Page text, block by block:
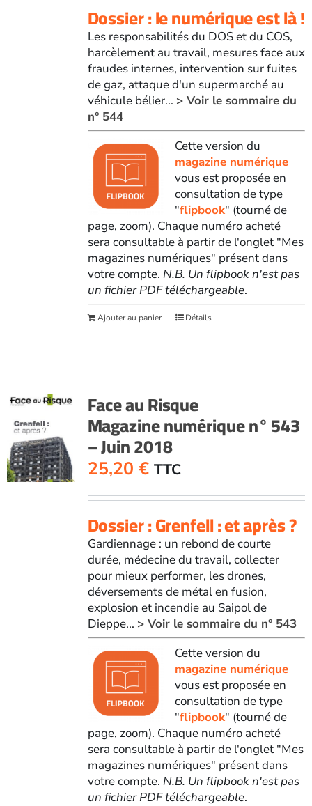
Dossier : le numérique est là !
Les responsabilités du DOS et du COS,
harcèlement au travail, mesures face aux
fraudes internes, intervention sur fuites
de gaz, attaque d'un supermarché au
véhicule bélier... > Voir le sommaire du
n° 544
Cette version du
magazine numérique
vous est proposée en
consultation de type
"flipbook" (tourné de
page, zoom). Chaque numéro acheté
sera consultable à partir de l'onglet "Mes
magazines numériques" présent dans
votre compte. N.B. Un flipbook n'est pas
un fichier PDF téléchargeable.
Ajouter au panier Détails
Face au Risque
Magazine numérique n° 543
– Juin 2018
25,20 € TTC
Dossier : Grenfell : et après ?
Gardiennage : un rebond de courte
durée, médecine du travail, collecter
pour mieux performer, les drones,
déversements de métal en fusion,
explosion et incendie au Saipol de
Dieppe... > Voir le sommaire du n° 543
Cette version du
magazine numérique
vous est proposée en
consultation de type
"flipbook" (tourné de
page, zoom). Chaque numéro acheté
sera consultable à partir de l'onglet "Mes
magazines numériques" présent dans
votre compte. N.B. Un flipbook n'est pas
un fichier PDF téléchargeable.